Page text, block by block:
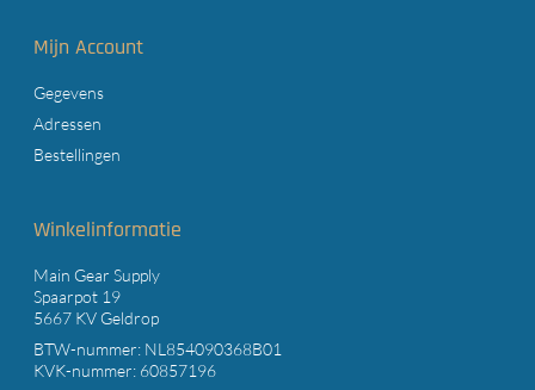
Mijn Account
Gegevens
Adressen
Bestellingen
Winkelinformatie
Main Gear Supply
Spaarpot 19
5667 KV Geldrop
BTW-nummer: NL854090368B01
KVK-nummer: 60857196